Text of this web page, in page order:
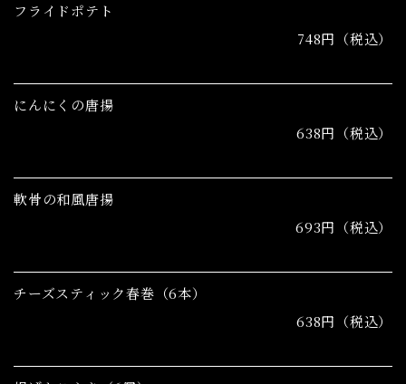
フライドポテト
748円（税込）
にんにくの唐揚
638円（税込）
軟骨の和風唐揚
693円（税込）
チーズスティック春巻（6本）
638円（税込）